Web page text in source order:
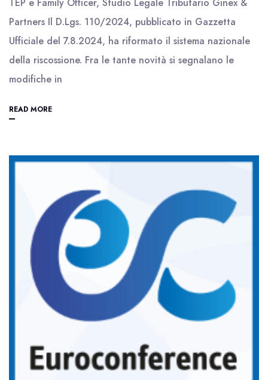
Partners Il D.Lgs. 110/2024, pubblicato in Gazzetta
Ufficiale del 7.8.2024, ha riformato il sistema nazionale
della riscossione. Fra le tante novità si segnalano le
modifiche in
READ MORE